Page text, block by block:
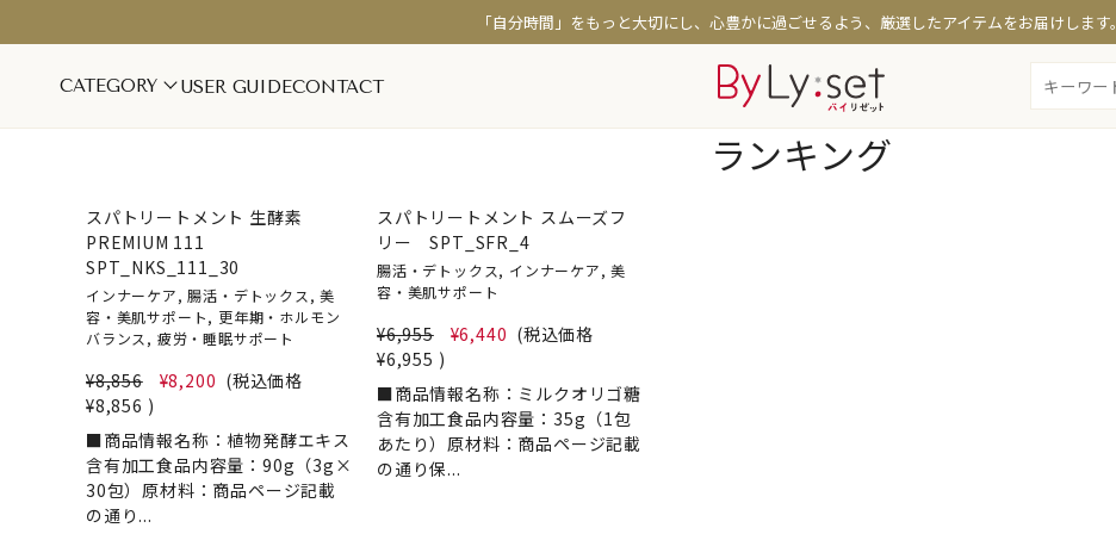
「自分時間」をもっと大切にし、心豊かに過ごせるよう、厳選したアイテムをお届けします。
CATEGORY
美容・美肌サポート
更年期・ホルモンバランス
疲労・睡眠サポート
腸活・デトックス
シワ・ハリ・たるみケア
保湿・乾燥対策
フェムケア
USER GUIDECONTACT
ランキング
NEW
スパトリートメント 生酵素
PREMIUM 111
SPT_NKS_111_30
インナーケア, 腸活・デトックス, 美
容・美肌サポート, 更年期・ホルモン
バランス, 疲労・睡眠サポート
¥8,856 ¥8,200 (税込価格
¥8,856 )
■商品情報名称：植物発酵エキス
含有加工食品内容量：90g（3g×
30包）原材料：商品ページ記載
の通り...
NEW
スパトリートメント スムーズフ
リー SPT_SFR_4
腸活・デトックス, インナーケア, 美
容・美肌サポート
¥6,955 ¥6,440 (税込価格
¥6,955 )
■商品情報名称：ミルクオリゴ糖
含有加工食品内容量：35g（1包
あたり）原材料：商品ページ記載
の通り保...